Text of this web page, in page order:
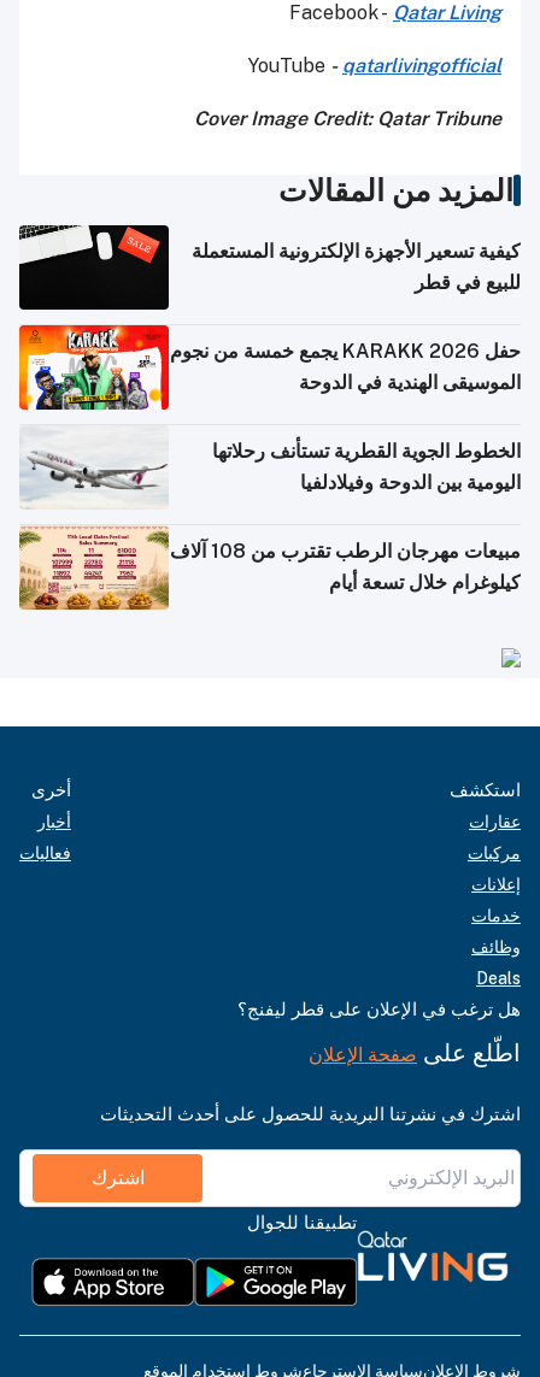
Facebook - Qatar Living
YouTube - qatarlivingofficial
Cover Image Credit: Qatar Tribune
المزيد من المقالات
كيفية تسعير الأجهزة الإلكترونية المستعملة
للبيع في قطر
حفل KARAKK 2026 يجمع خمسة من نجوم
الموسيقى الهندية في الدوحة
الخطوط الجوية القطرية تستأنف رحلاتها
اليومية بين الدوحة وفيلادلفيا
مبيعات مهرجان الرطب تقترب من 108 آلاف
كيلوغرام خلال تسعة أيام
استكشف
عقارات
مركبات
إعلانات
خدمات
وظائف
Deals
أخرى
أخبار
فعاليات
هل ترغب في الإعلان على قطر ليفنج؟
اطّلع على صفحة الإعلان
اشترك في نشرتنا البريدية للحصول على أحدث التحديثات
اشترك
تطبيقنا للجوال
شروط الإعلانسياسة الاسترجاعشروط استخدام الموقع